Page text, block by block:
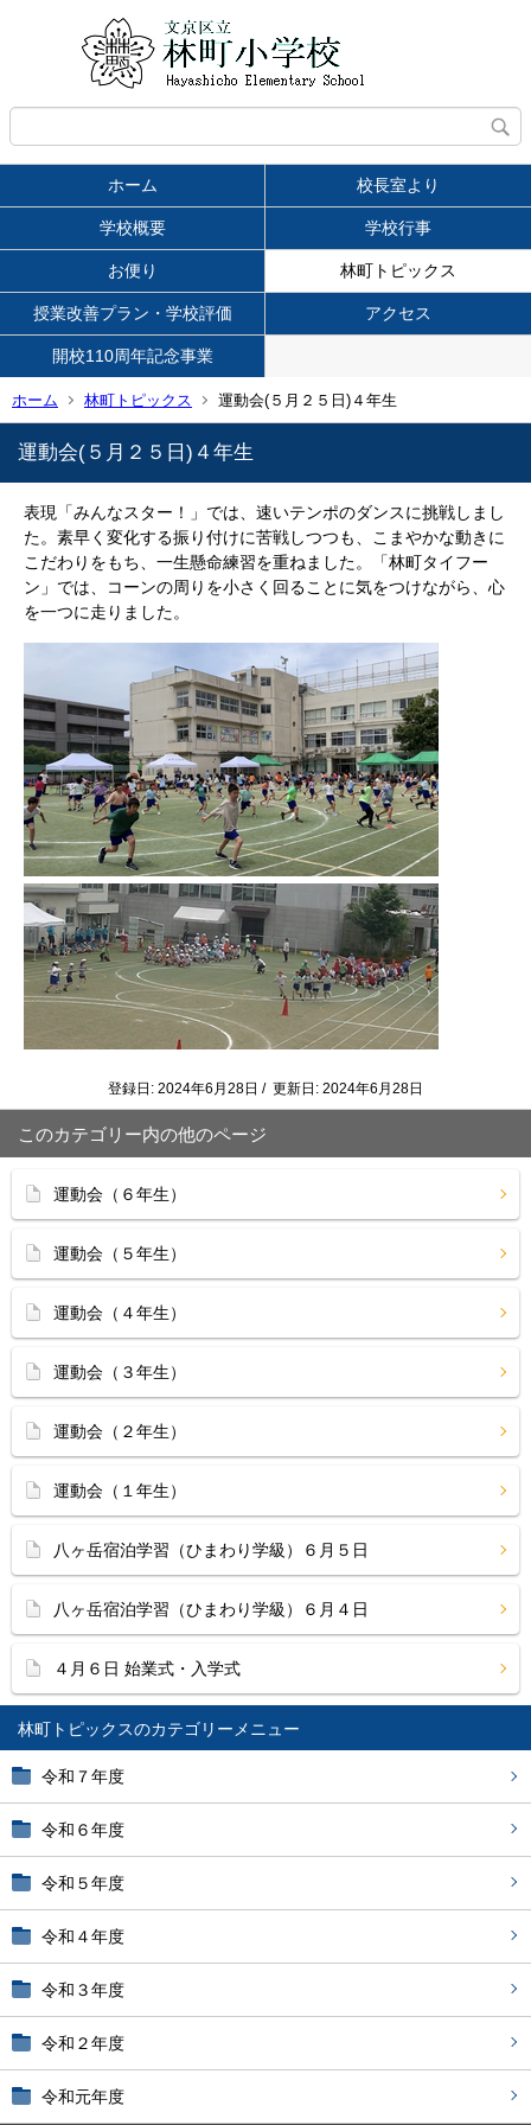
ホーム 校長室より
学校概要 学校行事
お便り 林町トピックス
授業改善プラン・学校評価 アクセス
開校110周年記念事業
ホーム 林町トピックス 運動会(５月２５日)４年生
林町トピックス
令和７年度
令和６年度
令和５年度
令和４年度
令和３年度
令和２年度
令和元年度
運動会(５月２５日)４年生
表現「みんなスター！」では、速いテンポのダンスに挑戦しまし
た。素早く変化する振り付けに苦戦しつつも、こまやかな動きに
こだわりをもち、一生懸命練習を重ねました。「林町タイフー
ン」では、コーンの周りを小さく回ることに気をつけながら、心
を一つに走りました。
登録日: 2024年6月28日 / 更新日: 2024年6月28日
このカテゴリー内の他のページ
運動会（６年生）
運動会（５年生）
運動会（４年生）
運動会（３年生）
運動会（２年生）
運動会（１年生）
八ヶ岳宿泊学習（ひまわり学級）６月５日
八ヶ岳宿泊学習（ひまわり学級）６月４日
４月６日 始業式・入学式